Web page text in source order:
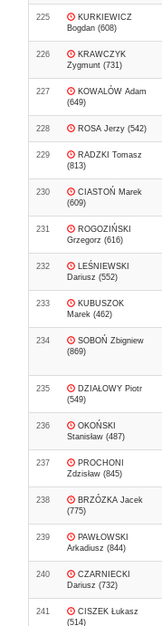
225
KURKIEWICZ
Bogdan (608)
226
KRAWCZYK
Zygmunt (731)
227
KOWALÓW Adam
(649)
228 ROSA Jerzy (542)
229
RADZKI Tomasz
(813)
230
CIASTOŃ Marek
(609)
231
ROGOZIŃSKI
Grzegorz (616)
232
LEŚNIEWSKI
Dariusz (552)
233
KUBUSZOK
Marek (462)
234
SOBOŃ Zbigniew
(869)
235
DZIAŁOWY Piotr
(549)
236
OKOŃSKI
Stanisław (487)
237
PROCHONI
Zdzisław (845)
238
BRZÓZKA Jacek
(775)
239
PAWŁOWSKI
Arkadiusz (844)
240
CZARNIECKI
Dariusz (732)
241
CISZEK Łukasz
(514)